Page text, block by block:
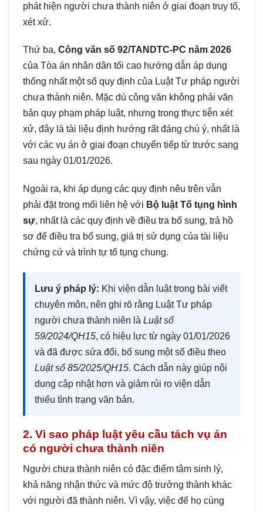
phát hiện người chưa thành niên ở giai đoạn truy tố,
xét xử.
Thứ ba, Công văn số 92/TANDTC-PC năm 2026
của Tòa án nhân dân tối cao hướng dẫn áp dụng
thống nhất một số quy định của Luật Tư pháp người
chưa thành niên. Mặc dù công văn không phải văn
bản quy phạm pháp luật, nhưng trong thực tiễn xét
xử, đây là tài liệu định hướng rất đáng chú ý, nhất là
với các vụ án ở giai đoạn chuyển tiếp từ trước sang
sau ngày 01/01/2026.
Ngoài ra, khi áp dụng các quy định nêu trên vẫn
phải đặt trong mối liên hệ với Bộ luật Tố tụng hình
sự, nhất là các quy định về điều tra bổ sung, trả hồ
sơ để điều tra bổ sung, giá trị sử dụng của tài liệu
chứng cứ và trình tự tố tụng chung.
Lưu ý pháp lý: Khi viện dẫn luật trong bài viết
chuyên môn, nên ghi rõ rằng Luật Tư pháp
người chưa thành niên là Luật số
59/2024/QH15, có hiệu lực từ ngày 01/01/2026
và đã được sửa đổi, bổ sung một số điều theo
Luật số 85/2025/QH15. Cách dẫn này giúp nội
dung cập nhật hơn và giảm rủi ro viện dẫn
thiếu tình trạng văn bản.
2. Vì sao pháp luật yêu cầu tách vụ án
có người chưa thành niên
Người chưa thành niên có đặc điểm tâm sinh lý,
khả năng nhận thức và mức độ trưởng thành khác
với người đã thành niên. Vì vậy, việc để họ cùng